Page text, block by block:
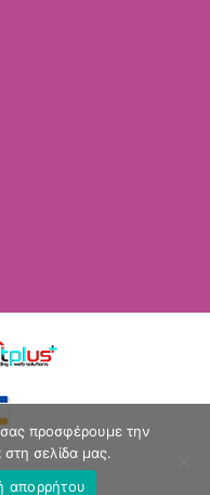
προσφέρουμε την
στη σελίδα μας.
απορρήτου